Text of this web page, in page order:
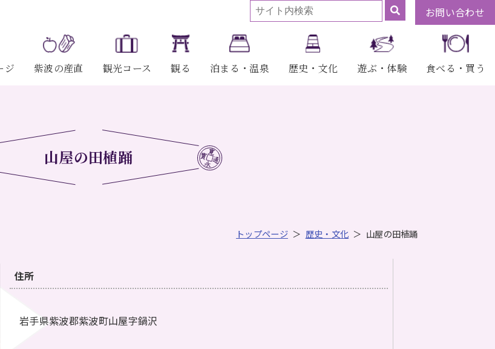
ジ 紫波の産直 観光コース 観る 泊まる・温泉 歴史・文化 遊ぶ・体験 食べる・買う
お問い合わせ
山屋の田植踊
トップページ 歴史・文化 山屋の田植踊
住所
岩手県紫波郡紫波町山屋字鍋沢